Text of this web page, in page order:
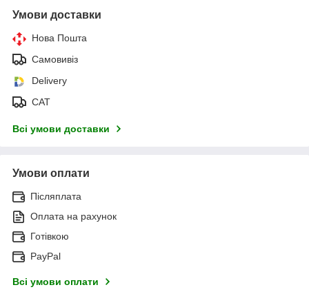
Умови доставки
Нова Пошта
Самовивіз
Delivery
САТ
Всі умови доставки
Умови оплати
Післяплата
Оплата на рахунок
Готівкою
PayPal
Всі умови оплати